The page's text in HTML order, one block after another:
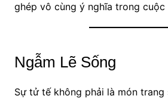
ghép vô cùng ý nghĩa trong cuộc
Ngẫm Lẽ Sống
Sự tử tế không phải là món